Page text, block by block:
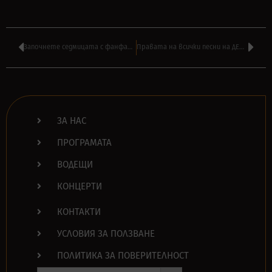
Започнете седмицата с фанфари в ‘BRAZZ JAMBOREE’ на ВИЛИ СТ. в подкаст Правата на всички песни на ДЕЙВИД БОУИ струват 250 милиона долара
ЗА НАС
ПРОГРАМАТА
ВОДЕЩИ
КОНЦЕРТИ
КОНТАКТИ
УСЛОВИЯ ЗА ПОЛЗВАНЕ
ПОЛИТИКА ЗА ПОВЕРИТЕЛНОСТ
Search Button